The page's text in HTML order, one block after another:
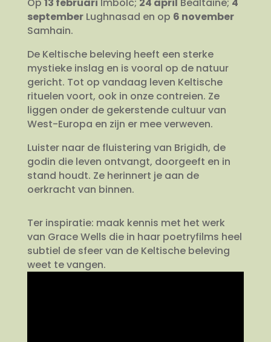
septemberLughnasad en op 6 november
Samhain.
De Keltische beleving heeft een sterke
mystieke inslag en is vooral op de natuur
gericht. Tot op vandaag leven Keltische
rituelen voort, ook in onze contreien. Ze
liggen onder de gekerstende cultuur van
West-Europa en zijn er mee verweven.
Luister naar de fluistering van Brigidh, de
godin die leven ontvangt, doorgeeft en in
stand houdt. Ze herinnert je aan de
oerkracht van binnen.
Ter inspiratie: maak kennis met het werk
van Grace Wells die in haar poetryfilms heel
subtiel de sfeer van de Keltische beleving
weet te vangen.